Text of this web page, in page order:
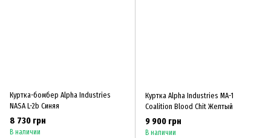
Куртка-бомбер Alpha Industries
NASA L-2b Синяя
8 730 грн
В наличии
Куртка Alpha Industries MA-1
Coalition Blood Chit Желтый
9 900 грн
В наличии